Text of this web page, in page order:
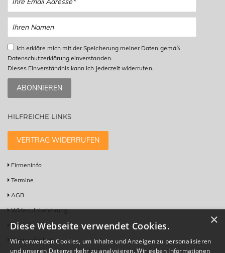
Ich erkläre mich mit der Speicherung meiner Daten gemäß
Datenschutzerklärung einverstanden.
Dieses Einverständnis kann ich jederzeit widerrufen.
ABONNIEREN
HILFREICHE LINKS
VERTRAG WIDERRUFEN
Firmeninfo
Termine
AGB
Widerrufsbelehrung
Kontakt
Barrierefreiheit
×
Diese Webseite verwendet Cookies.
Wir verwenden Cookies, um Inhalte und Anzeigen zu personalisieren
und unseren Datenverkehr zu analysieren. Wir geben Informationen